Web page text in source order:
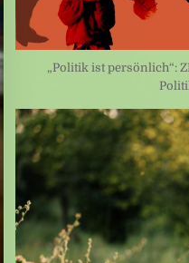
„Politik ist persönlich“: